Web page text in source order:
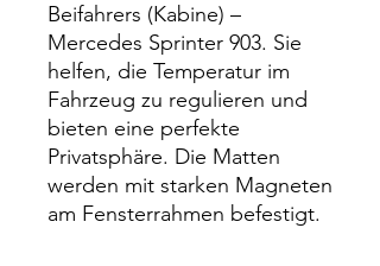
Beifahrers (Kabine) –
Mercedes Sprinter 903. Sie
helfen, die Temperatur im
Fahrzeug zu regulieren und
bieten eine perfekte
Privatsphäre. Die Matten
werden mit starken Magneten
am Fensterrahmen befestigt.